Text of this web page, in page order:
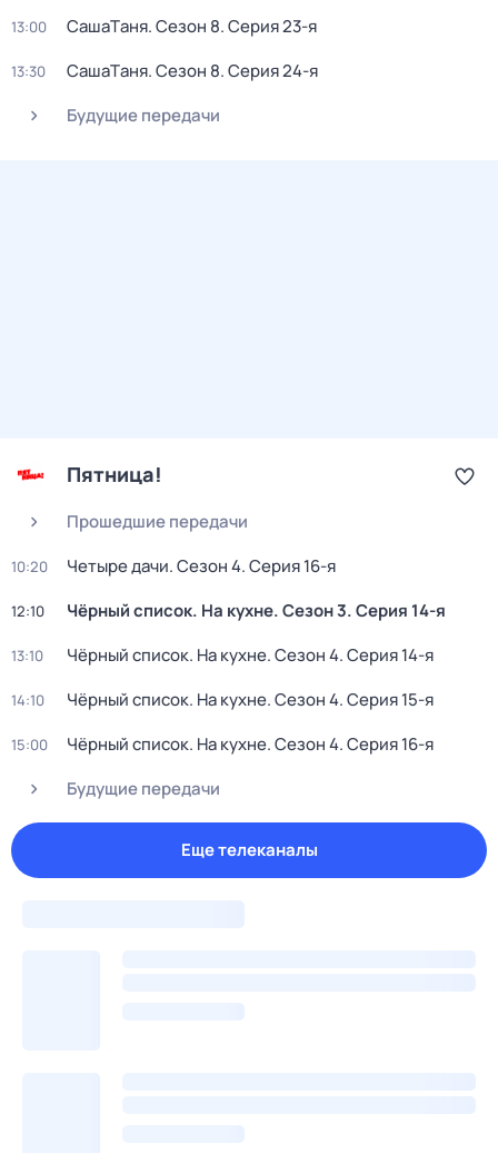
13:00 CашаTаня. Сезон 8. Серия 23-я
13:30 CашаTаня. Сезон 8. Серия 24-я
Будущие передачи
Пятница!
Прошедшие передачи
10:20 Четыре дачи. Сезон 4. Серия 16-я
12:10 Чёрный список. На кухне. Сезон 3. Серия 14-я
13:10 Чёрный список. На кухне. Сезон 4. Серия 14-я
14:10 Чёрный список. На кухне. Сезон 4. Серия 15-я
15:00 Чёрный список. На кухне. Сезон 4. Серия 16-я
Будущие передачи
Еще телеканалы